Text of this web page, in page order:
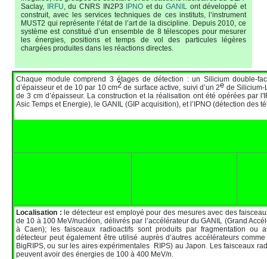
Saclay,
IRFU, du CNRS IN2P3 IPNO et duGANIL ont développé et
construit, avec les services techniques de ces instituts, l’instrument
MUST2 qui représente l’état de l’art de la discipline. Depuis 2010, ce
système est constitué d’un ensemble de 8 télescopes pour mesurer
les énergies, positions et temps de vol des particules légères
chargées produites dans les réactions directes.
Chaque module comprend 3 étages de détection :un Silicium double-
d’épaisseur et de 10 par 10 cm2 de surface active, suivi d’un 2e de Silicium-
de 3 cm d’épaisseur. La construction et la réalisation ont été opérées par
Asic Temps et Energie), le GANIL (GIP acquisition), et l’IPNO (détection des
Localisation : le détecteur est employé pour des mesures avec des
de 10 à 100 MeV/nucléon, délivrés par l’accélérateur du GANIL (Grand
à Caen); les faisceaux radioactifs sont produits par fragmentation ou
détecteur peut également être utilisé auprès d’autres accélérateurs
BigRIPS, ou sur les aires expérimentales RIPS) au Japon. Les faisceaux
peuvent avoir des énergies de 100 à 400 MeV/n.